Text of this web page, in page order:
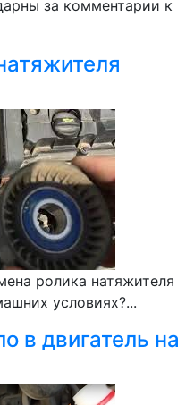
за комментарии к
ролика натяжителя
условиях?...
в двигатель на